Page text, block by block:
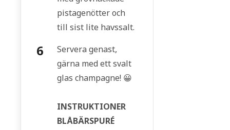
pistagenötter och
till sist lite havssalt.
Servera genast,
gärna med ett svalt
glas champagne! 😀
INSTRUKTIONER
BLÅBÄRSPURÉ